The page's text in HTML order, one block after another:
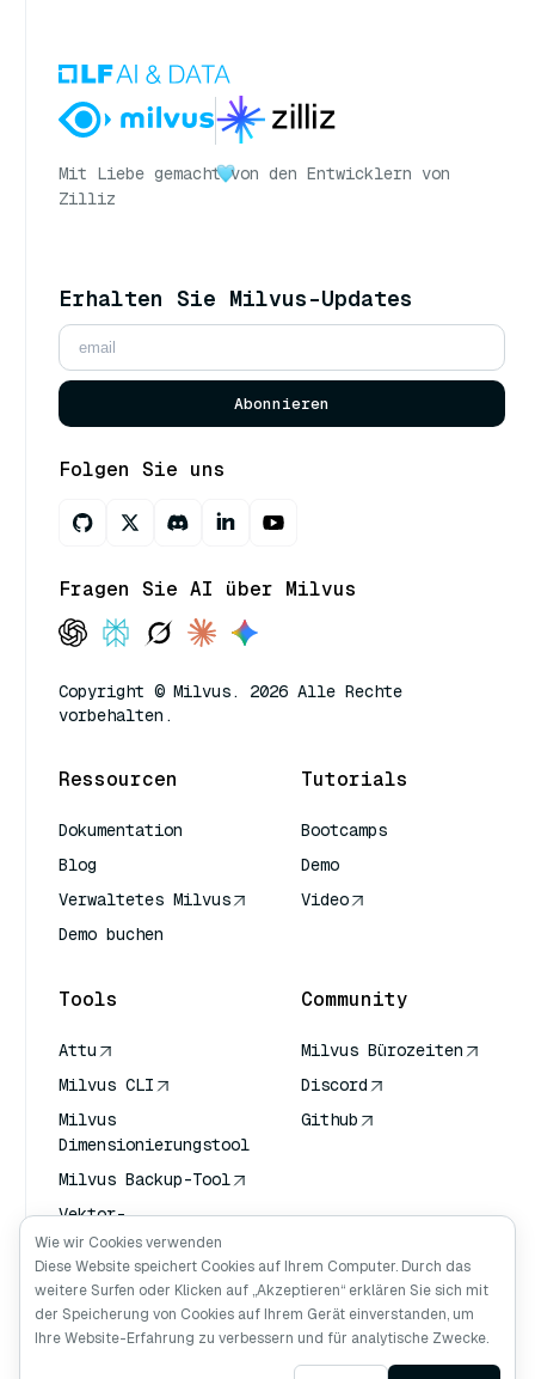
Mit Liebe gemacht von den Entwicklern von
Zilliz
Erhalten Sie Milvus-Updates
Abonnieren
Folgen Sie uns
Fragen Sie AI über Milvus
Copyright © Milvus. 2026 Alle Rechte
vorbehalten.
Ressourcen
Dokumentation
Blog
Verwaltetes Milvus
Demo buchen
Tutorials
Bootcamps
Demo
Video
Tools
Attu
Milvus CLI
Milvus
Dimensionierungstool
Milvus Backup-Tool
Vektor-
Transportdienst
(VTS)
Deep Searcher
Claude Kontext
Community
Milvus Bürozeiten
Discord
Github
Wie wir Cookies verwenden
Diese Website speichert Cookies auf Ihrem Computer. Durch das
weitere Surfen oder Klicken auf „Akzeptieren“ erklären Sie sich mit
der Speicherung von Cookies auf Ihrem Gerät einverstanden, um
Ihre Website-Erfahrung zu verbessern und für analytische Zwecke.